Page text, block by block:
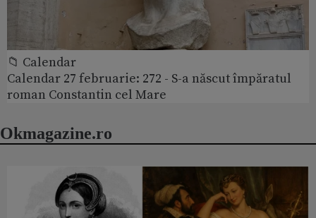
📁 Calendar
Calendar 27 februarie: 272 - S-a născut împăratul
roman Constantin cel Mare
Okmagazine.ro